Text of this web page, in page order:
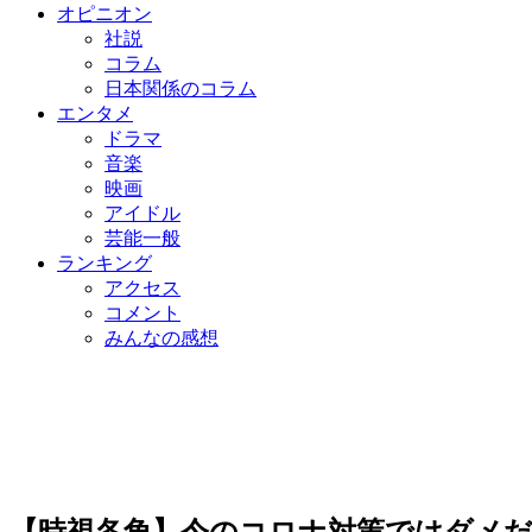
オピニオン
社説
コラム
日本関係のコラム
エンタメ
ドラマ
音楽
映画
アイドル
芸能一般
ランキング
アクセス
コメント
みんなの感想